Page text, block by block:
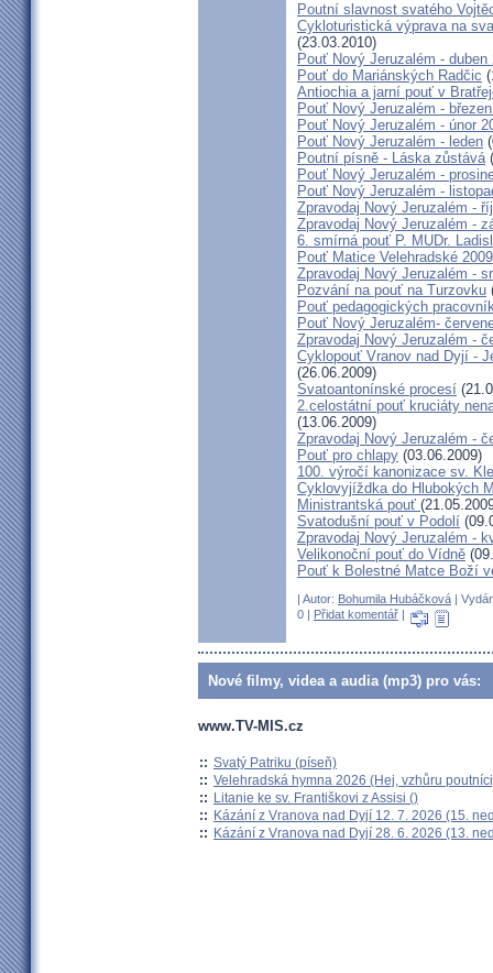
Poutní slavnost svatého
Cykloturistická výprava na
(23.03.2010)
Pouť Nový Jeruzalém - duben
Pouť do Mariánských Radčic
Antiochia a jarní pouť v
Pouť Nový Jeruzalém -
Pouť Nový Jeruzalém - únor
Pouť Nový Jeruzalém - leden
Poutní písně - Láska zůstává
Pouť Nový Jeruzalém -
Pouť Nový Jeruzalém -
Zpravodaj Nový Jeruzalém -
Zpravodaj Nový Jeruzalém -
6. smírná pouť P. MUDr.
Pouť Matice Velehradské 2009
Zpravodaj Nový Jeruzalém -
Pozvání na pouť na Turzovku
Pouť pedagogických
Pouť Nový Jeruzalém-
Zpravodaj Nový Jeruzalém -
Cyklopouť Vranov nad Dyjí -
(26.06.2009)
Svatoantonínské procesí
2.celostátní pouť kruciáty
(13.06.2009)
Zpravodaj Nový Jeruzalém -
Pouť pro chlapy (03.06.2009)
100. výročí kanonizace sv.
Cyklovyjíždka do Hlubokých
Ministrantská pouť
Svatodušní pouť v Podolí
Zpravodaj Nový Jeruzalém -
Velikonoční pouť do Vídně
Pouť k Bolestné Matce Boží
| Autor: Bohumila Hubáčková |
0 | Přidat komentář |
Nové filmy, videa a audia (mp3) pro vás:
www.TV-MIS.cz
:: Svatý Patriku (píseň)
:: Velehradská hymna 2026 (Hej, vzhůru
:: Litanie ke sv. Františkovi z Assisi ()
:: Kázání z Vranova nad Dyjí 12. 7. 2026 (15.
:: Kázání z Vranova nad Dyjí 28. 6. 2026 (13.